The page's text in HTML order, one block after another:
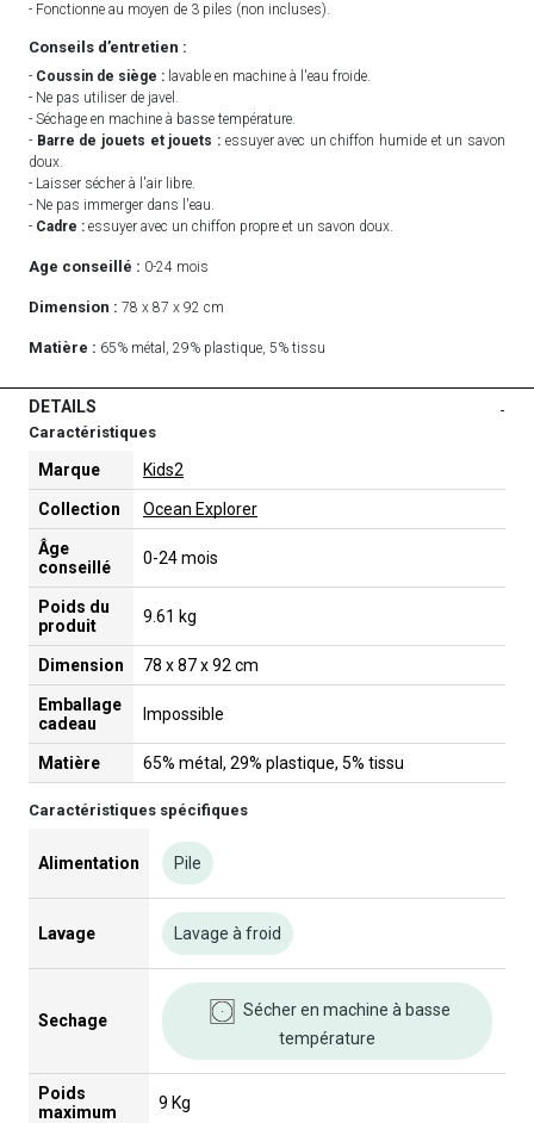
- Fonctionne au moyen de 3 piles (non incluses).
Conseils d’entretien :
- Coussin de siège : lavable en machine à l'eau froide.
- Ne pas utiliser de javel.
- Séchage en machine à basse température.
- Barre de jouets et jouets :essuyer avec un chiffon humide et un savon
doux.
- Laisser sécher à l'air libre.
- Ne pas immerger dans l'eau.
- Cadre : essuyer avec un chiffon propre et un savon doux.
Age conseillé : 0-24 mois
Dimension : 78 x 87 x 92 cm
Matière : 65% métal, 29% plastique, 5% tissu
DETAILS -
Caractéristiques
Marque Kids2
Collection Ocean Explorer
Âge
conseillé
0-24 mois
Poids du
produit
9.61 kg
Dimension 78 x 87 x 92 cm
Emballage
cadeau
Impossible
Matière 65% métal, 29% plastique, 5% tissu
Caractéristiques spécifiques
Alimentation Pile
Lavage Lavage à froid
Sechage
Sécher en machine à basse
température
Poids
maximum
9 Kg